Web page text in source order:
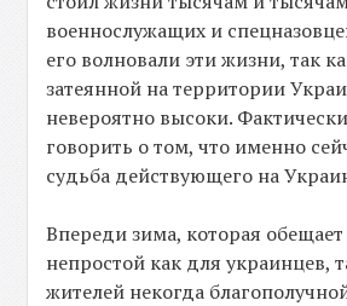
военнослужащих и
его волновали эти жизни, так
затеянной на территории
невероятно высоки.
говорить о том, что именно
судьба действующего на
Впереди зима, которая
непростой как для украинцев,
жителей некогда